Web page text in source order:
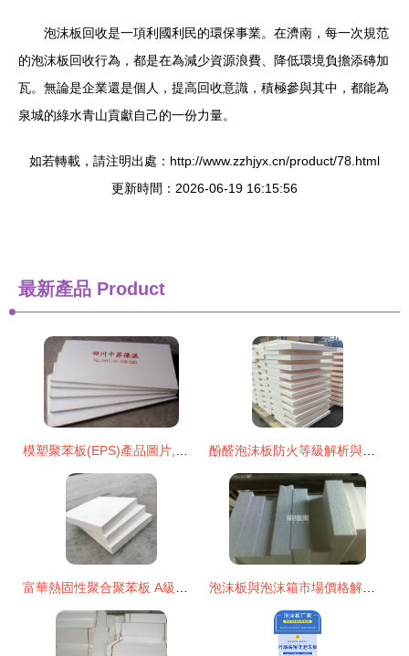
泡沫板回收是一項利國利民的環保事業。在濟南，每一次規范
的泡沫板回收行為，都是在為減少資源浪費、降低環境負擔添磚加
瓦。無論是企業還是個人，提高回收意識，積極參與其中，都能為
泉城的綠水青山貢獻自己的一份力量。
如若轉載，請注明出處：http://www.zzhjyx.cn/product/78.html
更新時間：2026-06-19 16:15:56
最新產品 Product